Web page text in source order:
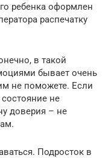
ребенка оформлен
распечатку
в такой
бывает очень
не поможете. Если
не
доверия – не
Подросток в